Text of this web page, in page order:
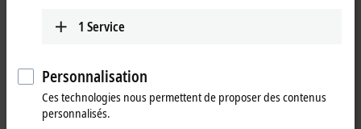
Jun 2, 2017
Ligna
At Ligna 2017, Beckhoff as the expert for PC-based control systems has
1 Service
Personnalisation
Ces technologies nous permettent de proposer des contenus
personnalisés.